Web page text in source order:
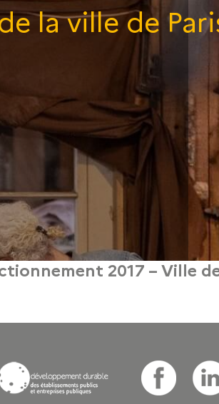
la ville de
2017 – Ville